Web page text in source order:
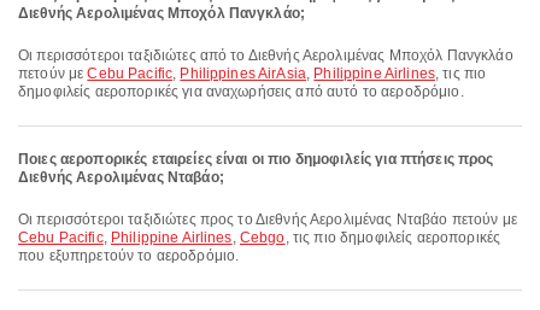
Διεθνής Αερολιμένας Μποχόλ Πανγκλάο;
Οι περισσότεροι ταξιδιώτες από το Διεθνής Αερολιμένας Μποχόλ Πανγκλάο
πετούν μεCebu Pacific, Philippines AirAsia, Philippine Airlines, τις πιο
δημοφιλείς αεροπορικές για αναχωρήσεις από αυτό το αεροδρόμιο.
Ποιες αεροπορικές εταιρείες είναι οι πιο δημοφιλείς για πτήσεις προς
Διεθνής Αερολιμένας Νταβάο;
Οι περισσότεροι ταξιδιώτες προς το Διεθνής Αερολιμένας Νταβάο πετούν με
Cebu Pacific, Philippine Airlines, Cebgo, τις πιο δημοφιλείς αεροπορικές
που εξυπηρετούν το αεροδρόμιο.